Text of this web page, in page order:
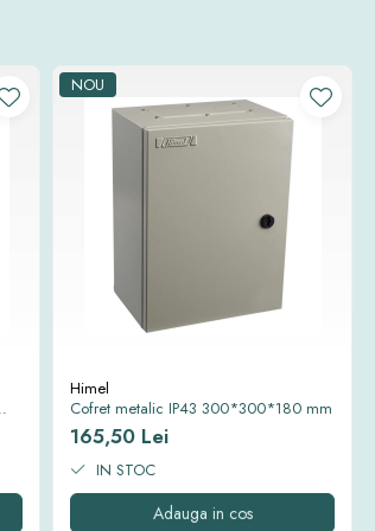
NOU
Himel
Cofret metalic IP43 300*300*180 mm
165,50 Lei
IN STOC
Adauga in cos